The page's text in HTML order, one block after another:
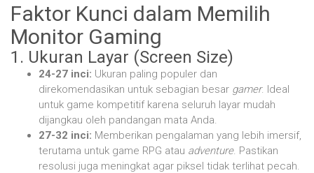
Faktor Kunci dalam Memilih
Monitor Gaming
1. Ukuran Layar (Screen Size)
24-27 inci: Ukuran paling populer dan
direkomendasikan untuk sebagian besar gamer. Ideal
untuk game kompetitif karena seluruh layar mudah
dijangkau oleh pandangan mata Anda.
27-32 inci: Memberikan pengalaman yang lebih imersif,
terutama untuk game RPG atau adventure. Pastikan
resolusi juga meningkat agar piksel tidak terlihat pecah.